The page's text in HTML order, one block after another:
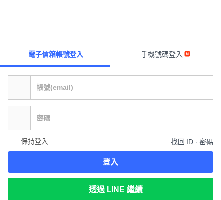
電子信箱帳號登入 手機號碼登入
保持登入 找回 ID ∙ 密碼
登入
透過 LINE 繼續